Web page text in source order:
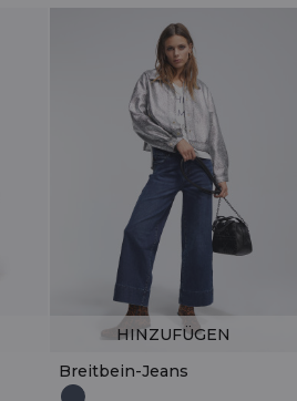
Breitbein-Jeans
HINZUFÜGEN